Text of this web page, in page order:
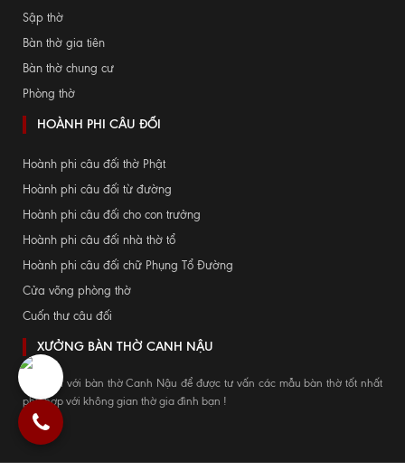
Sập thờ
Bàn thờ gia tiên
Bàn thờ chung cư
Phòng thờ
HOÀNH PHI CÂU ĐỐI
Hoành phi câu đối thờ Phật
Hoành phi câu đối từ đường
Hoành phi câu đối cho con trưởng
Hoành phi câu đối nhà thờ tổ
Hoành phi câu đối chữ Phụng Tổ Đường
Cửa võng phòng thờ
Cuốn thư câu đối
XƯỞNG BÀN THỜ CANH NẬU
Hãy đến với bàn thờ Canh Nậu để được tư vấn các mẫu bàn thờ tốt nhất
phù hợp với không gian thờ gia đình bạn !